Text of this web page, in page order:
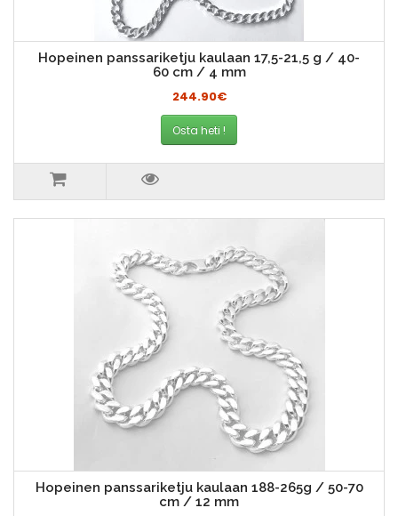
Hopeinen panssariketju kaulaan 17,5-21,5 g / 40-
60 cm / 4 mm
244.90€
Osta heti !
Hopeinen panssariketju kaulaan 188-265g / 50-70
cm / 12 mm